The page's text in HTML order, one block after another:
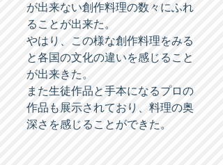
が出来ない創作料理の数々にふれ
ることが出来た。
やはり、この様な創作料理をみる
と各国の文化の違いを感じること
が出来きた。
また生徒作品と手本になるプロの
作品も展示されており、料理の奥
深さを感じることができた。